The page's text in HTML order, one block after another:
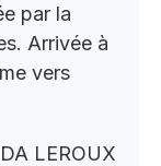
par la
Arrivée à
vers
LEROUX